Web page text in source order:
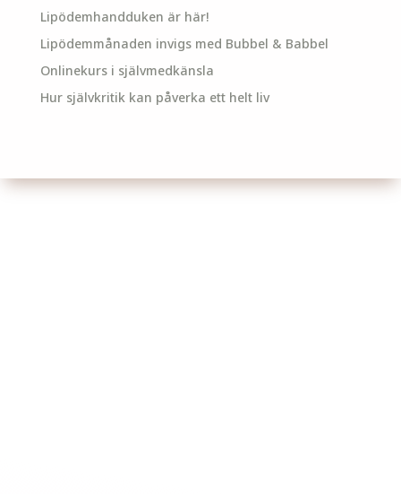
Lipödemhandduken är här!
Lipödemmånaden invigs med Bubbel & Babbel
Onlinekurs i självmedkänsla
Hur självkritik kan påverka ett helt liv